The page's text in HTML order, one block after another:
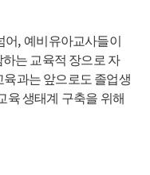
어, 예비유아교사들이
는 교육적 장으로 자
육과는 앞으로도 졸업생
육 생태계 구축을 위해